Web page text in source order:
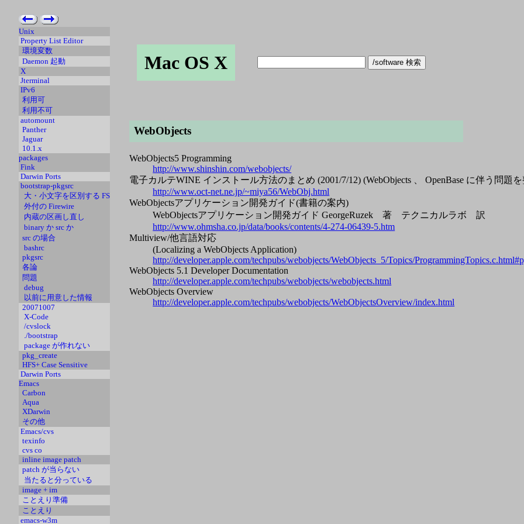
Unix
Property List Editor
環境変数
Daemon 起動
X
Jterminal
IPv6
利用可
利用不可
automount
Panther
Jaguar
10.1.x
packages
Fink
Darwin Ports
bootstrap-pkgsrc
大・小文字を区別する FS
外付の Firewire
内蔵の区画し直し
binary か src か
src の場合
bashrc
pkgsrc
各論
問題
debug
以前に用意した情報
20071007
X-Code
/cvslock
./bootstrap
package が作れない
pkg_create
HFS+ Case Sensitive
Darwin Ports
Emacs
Carbon
Aqua
XDarwin
その他
Emacs/cvs
texinfo
cvs co
inline image patch
patch が当らない
当たると分っている
image + im
ことえり準備
ことえり
emacs-w3m
Mac OS X
WebObjects
WebObjects5 Programming
http://www.shinshin.com/webobjects/
電子カルテWINE インストール方法のまとめ (2001/7/12) (WebObjects 、 OpenBase に伴う問題
http://www.oct-net.ne.jp/~miya56/WebObj.html
WebObjectsアプリケーション開発ガイド(書籍の案内)
WebObjectsアプリケーション開発ガイド GeorgeRuzek 著 テクニカルラボ 訳
http://www.ohmsha.co.jp/data/books/contents/4-274-06439-5.htm
Multiview/他言語対応
(Localizing a WebObjects Application)
http://developer.apple.com/techpubs/webobjects/WebObjects_5/Topics/
WebObjects 5.1 Developer Documentation
http://developer.apple.com/techpubs/webobjects/webobjects.html
WebObjects Overview
http://developer.apple.com/techpubs/webobjects/WebObjectsOverview/index.html